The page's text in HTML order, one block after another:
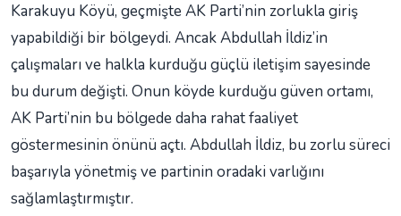
Karakuyu Köyü, geçmişte AK Parti’nin zorlukla giriş
yapabildiği bir bölgeydi. Ancak Abdullah İldiz’in
çalışmaları ve halkla kurduğu güçlü iletişim sayesinde
bu durum değişti. Onun köyde kurduğu güven ortamı,
AK Parti’nin bu bölgede daha rahat faaliyet
göstermesinin önünü açtı. Abdullah İldiz, bu zorlu süreci
başarıyla yönetmiş ve partinin oradaki varlığını
sağlamlaştırmıştır.